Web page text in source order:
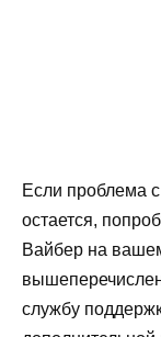
Если проблема
остается,
Вайбер на
службу